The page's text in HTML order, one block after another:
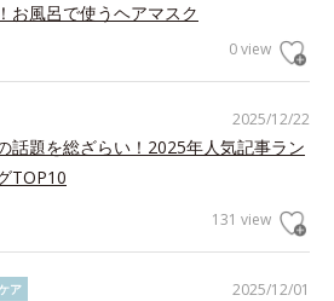
お風呂で使うヘアマスク
0 view
2025/12/22
話題を総ざらい！2025年人気記事ラン
TOP10
131 view
2025/12/01
ア